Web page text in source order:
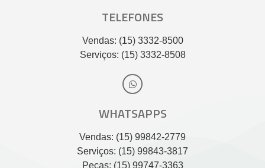
TELEFONES
Vendas: (15) 3332-8500
Serviços: (15) 3332-8508
WHATSAPPS
Vendas: (15) 99842-2779
Serviços: (15) 99843-3817
Peças: (15) 99747-3363